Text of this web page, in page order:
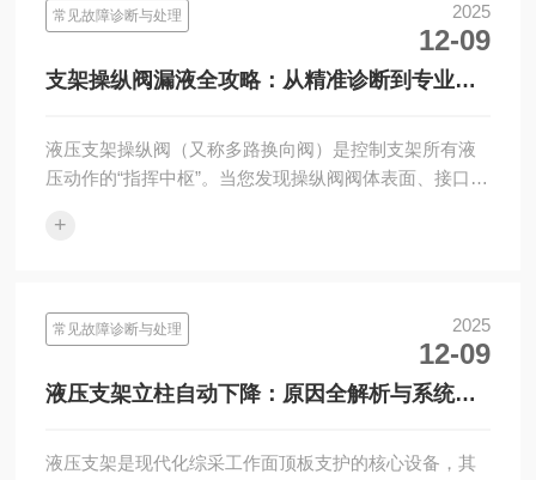
常见故障诊断与处理 2025
12-09
支架操纵阀漏液全攻略：从精准诊断到专业修
液压支架操纵阀（又称多路换向阀）是控制支架所有液
压动作的“指挥中枢”。当您发现操纵阀阀体表面、接口处
耗的问题···
+
常见故障诊断与处理 2025
12-09
液压支架立柱自动下降：原因全解析与系统性
液压支架是现代化综采工作面顶板支护的核心设备，其